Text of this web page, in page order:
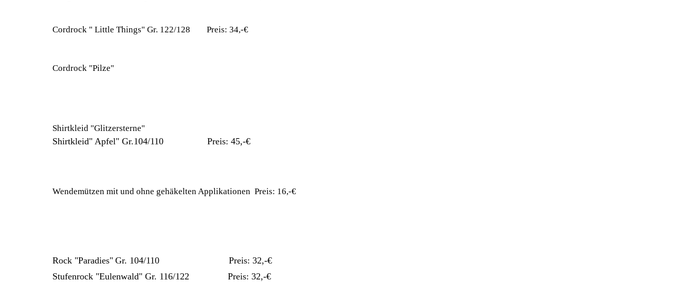
Cordrock " Little Things" Gr. 122/128 Preis: 34,-€
Cordrock "Pilze"
Shirtkleid "Glitzersterne"
Shirtkleid" Apfel" Gr.104/110 Preis: 45,-€
Wendemützen mit und ohne gehäkelten Applikationen Preis: 16,-€
Rock "Paradies" Gr. 104/110 Preis: 32,-€
Stufenrock "Eulenwald" Gr. 116/122 Preis: 32,-€